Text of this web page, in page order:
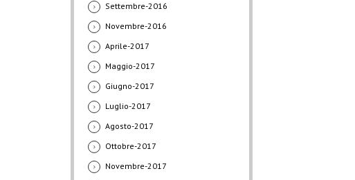
Settembre-2016
Novembre-2016
Aprile-2017
Maggio-2017
Giugno-2017
Luglio-2017
Agosto-2017
Ottobre-2017
Novembre-2017